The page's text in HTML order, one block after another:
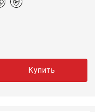
Купить